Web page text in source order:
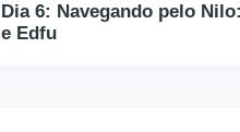
Dia 6: Navegando pelo
e Edfu